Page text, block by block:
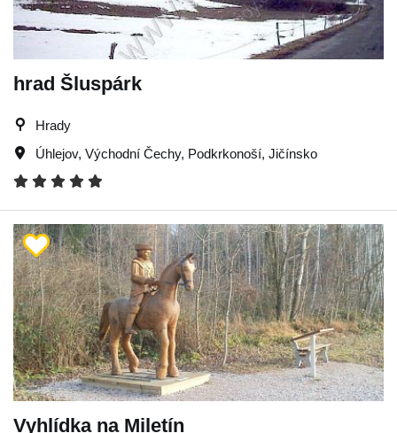
hrad Šluspárk
Hrady
Úhlejov, Východní Čechy, Podkrkonoší, Jičínsko
Vyhlídka na Miletín